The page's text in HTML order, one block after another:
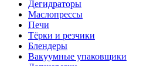
Дегидраторы
Маслопрессы
Печи
Тёрки и резчики
Блендеры
Вакуумные упаковщики